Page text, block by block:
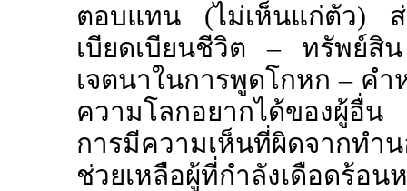
ตอบแทน (ไม่เห็นแก่ตัว) ส่
เบียดเบียนชีวิต – ทรัพย์
เจตนาในการพูดโกหก – คำ
ความโลกอยากได้ของผู้อื่
การมีความเห็นที่ผิดจากทำ
ช่วยเหลือผู้ที่กำลังเดือดร้อ